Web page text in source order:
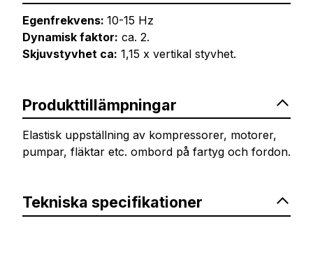
Egenfrekvens: 10-15 Hz
Dynamisk faktor: ca. 2.
Skjuvstyvhet ca: 1,15 x vertikal styvhet.
Produkttillämpningar
Elastisk uppställning av kompressorer, motorer,
pumpar, fläktar etc. ombord på fartyg och fordon.
Tekniska specifikationer